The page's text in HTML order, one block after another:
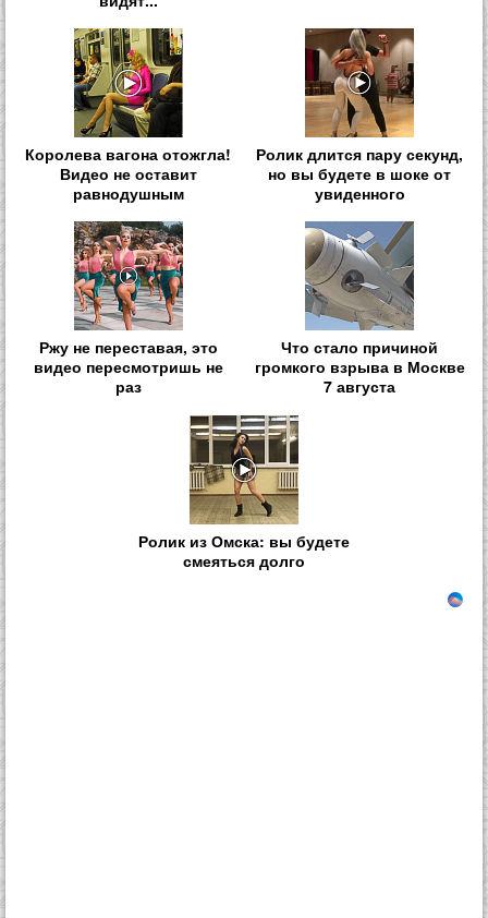
Королева вагона отожгла!
Видео не оставит
равнодушным
Ролик длится пару секунд,
но вы будете в шоке от
увиденного
Ржу не переставая, это
видео пересмотришь не
раз
Что стало причиной
громкого взрыва в Москве
7 августа
Ролик из Омска: вы будете
смеяться долго